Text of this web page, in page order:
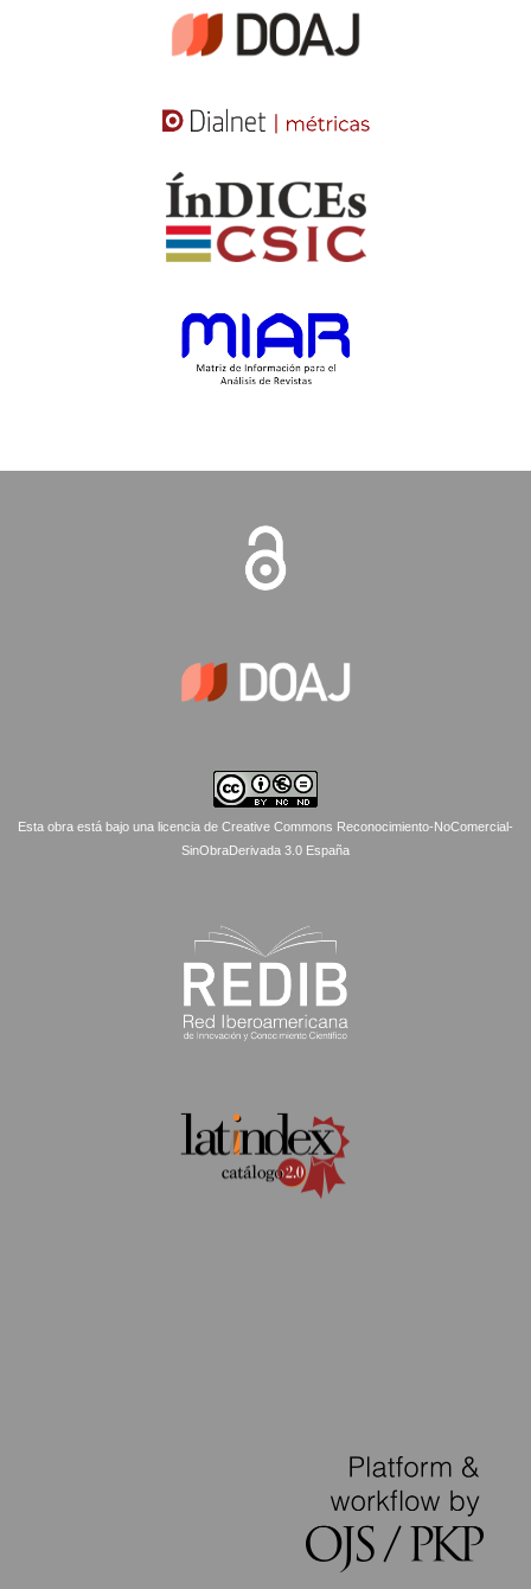
Esta obra está bajo una licencia de Creative Commons Reconocimiento-NoComercial-
SinObraDerivada 3.0 España